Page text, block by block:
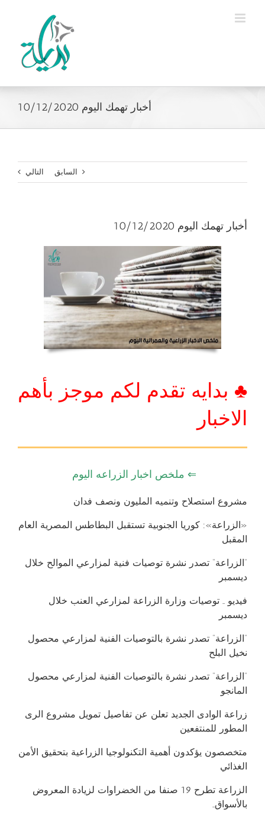
أخبار تهمك اليوم 10/12/2020
السابق التالي
أخبار تهمك اليوم 10/12/2020
♣ بدايه تقدم لكم موجز بأهم
الاخبار
⇐ ملخص اخبار الزراعه اليوم
مشروع استصلاح وتنميه المليون ونصف فدان
«الزراعة»: كوريا الجنوبية تستقبل البطاطس المصرية العام
المقبل
“الزراعة” تصدر نشرة توصيات فنية لمزارعي الموالح خلال
ديسمبر
فيديو .. توصيات وزارة الزراعة لمزارعي العنب خلال
ديسمبر
“الزراعة” تصدر نشرة بالتوصيات الفنية لمزارعي محصول
نخيل البلح
“الزراعة” تصدر نشرة بالتوصيات الفنية لمزارعي محصول
المانجو
زراعة الوادى الجديد تعلن عن تفاصيل تمويل مشروع الرى
المطور للمنتفعين
متخصصون يؤكدون أهمية التكنولوجيا الزراعية بتحقيق الأمن
الغذائي
الزراعة تطرح 19 صنفا من الخضراوات لزيادة المعروض
بالأسواق..